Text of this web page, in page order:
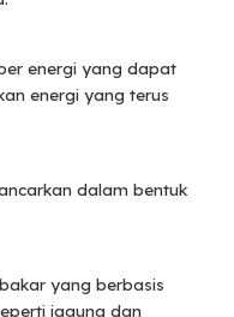
energi yang dapat
energi yang terus
dalam bentuk
yang berbasis
jagung dan